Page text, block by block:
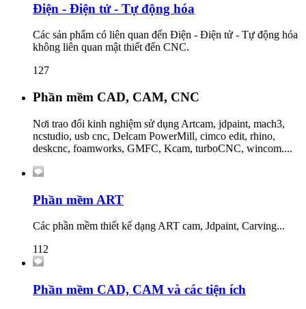
Điện - Điện tử - Tự động hóa
Các sản phẩm có liên quan đến Điện - Điện tử - Tự động hóa
không liên quan mật thiết đến CNC.
127
Phần mềm CAD, CAM, CNC
Nơi trao đổi kinh nghiệm sử dụng Artcam, jdpaint, mach3,
ncstudio, usb cnc, Delcam PowerMill, cimco edit, rhino,
deskcnc, foamworks, GMFC, Kcam, turboCNC, wincom....
Phần mềm ART
Các phần mềm thiết kế dạng ART cam, Jdpaint, Carving...
112
Phần mềm CAD, CAM và các tiện ích